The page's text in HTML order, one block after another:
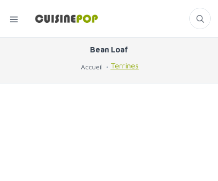
Bean Loaf
Accueil Terrines